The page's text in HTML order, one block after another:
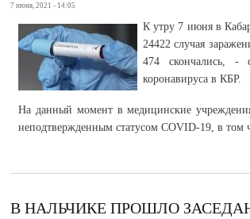
7 июня, 2021 - 14:05
К утру 7 июня в
24422 случая
474 скончались, -
коронавируса в КБР.
На данный момент в медицинские
неподтвержденным статусом COVID-19, в том
В НАЛЬЧИКЕ ПРОШЛО